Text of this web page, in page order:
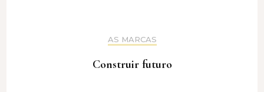
AS MARCAS
Construir futuro